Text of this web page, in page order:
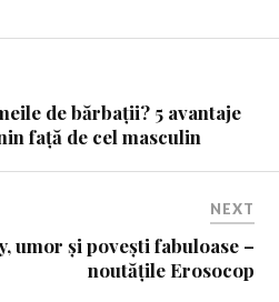
de bărbații? 5 avantaje
față de cel masculin
NEXT
umor și povești fabuloase –
noutățile Erosocop